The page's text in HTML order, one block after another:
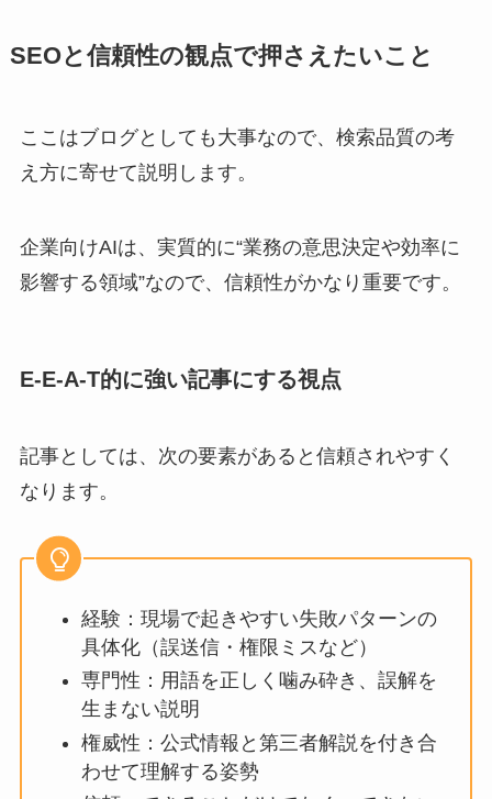
SEOと信頼性の観点で押さえたいこと
ここはブログとしても大事なので、検索品質の考
え方に寄せて説明します。
企業向けAIは、実質的に“業務の意思決定や効率に
影響する領域”なので、信頼性がかなり重要です。
E-E-A-T的に強い記事にする視点
記事としては、次の要素があると信頼されやすく
なります。
経験：現場で起きやすい失敗パターンの
具体化（誤送信・権限ミスなど）
専門性：用語を正しく噛み砕き、誤解を
生まない説明
権威性：公式情報と第三者解説を付き合
わせて理解する姿勢